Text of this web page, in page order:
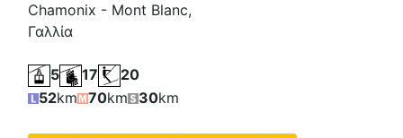
Chamonix - Mont Blanc,
Γαλλία
5 17
20
52km 70km 30km